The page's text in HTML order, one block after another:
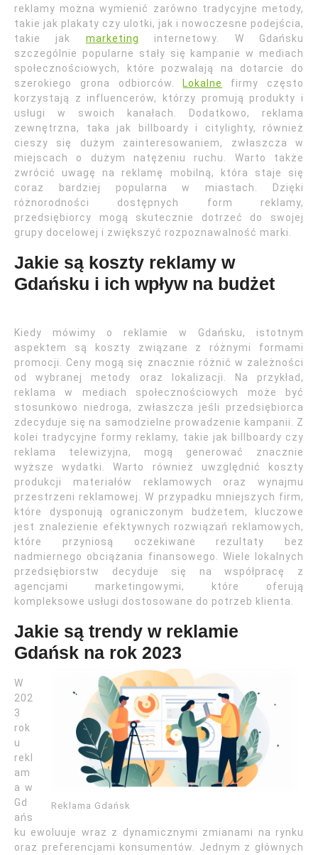
reklamy można wymienić zarówno tradycyjne metody,
takie jak plakaty czy ulotki, jak i nowoczesne podejścia,
takie jak marketing
internetowy. W Gdańsku
szczególnie popularne stały się kampanie w mediach
społecznościowych, które pozwalają na dotarcie do
szerokiego grona odbiorców. Lokalne
firmy często
korzystają z influencerów, którzy promują produkty i
usługi w swoich kanałach. Dodatkowo, reklama
zewnętrzna, taka jak billboardy i citylighty, również
cieszy się dużym zainteresowaniem, zwłaszcza w
miejscach o dużym natężeniu ruchu. Warto także
zwrócić uwagę na reklamę mobilną, która staje się
coraz bardziej popularna w miastach. Dzięki
różnorodności dostępnych form reklamy,
przedsiębiorcy mogą skutecznie dotrzeć do swojej
grupy docelowej i zwiększyć rozpoznawalność marki.
Jakie są koszty reklamy w
Gdańsku i ich wpływ na budżet
Kiedy mówimy o reklamie w Gdańsku, istotnym
aspektem są koszty związane z różnymi formami
promocji. Ceny mogą się znacznie różnić w zależności
od wybranej metody oraz lokalizacji. Na przykład,
reklama w mediach społecznościowych może być
stosunkowo niedroga, zwłaszcza jeśli przedsiębiorca
zdecyduje się na samodzielne prowadzenie kampanii. Z
kolei tradycyjne formy reklamy, takie jak billboardy czy
reklama telewizyjna, mogą generować znacznie
wyższe wydatki. Warto również uwzględnić koszty
produkcji materiałów reklamowych oraz wynajmu
przestrzeni reklamowej. W przypadku mniejszych firm,
które dysponują ograniczonym budżetem, kluczowe
jest znalezienie efektywnych rozwiązań reklamowych,
które przyniosą oczekiwane rezultaty bez
nadmiernego obciążania finansowego. Wiele lokalnych
przedsiębiorstw decyduje się na współpracę z
agencjami marketingowymi, które oferują
kompleksowe usługi dostosowane do potrzeb klienta.
Jakie są trendy w reklamie
Gdańsk na rok 2023
Reklama Gdańsk
W
202
3
rok
u
rekl
am
a w
Gd
ańs
ku ewoluuje wraz z dynamicznymi zmianami na rynku
oraz preferencjami konsumentów. Jednym z głównych